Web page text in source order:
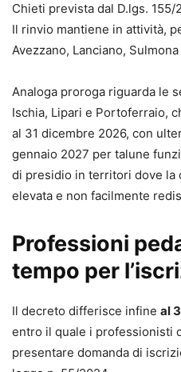
Chieti prevista dal D.lgs. 155/
Il rinvio mantiene in attività,
Avezzano, Lanciano, Sulmona
Analoga proroga riguarda le
Ischia, Lipari e Portoferraio,
al 31 dicembre 2026, con
gennaio 2027 per talune
di presidio in territori dove la
elevata e non facilmente
Professioni
tempo per
Il decreto differisce infine al
entro il quale i professionisti
presentare domanda di